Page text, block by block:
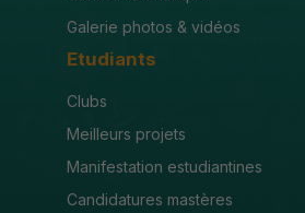
Galerie photos & vidéos
Etudiants
Clubs
Meilleurs projets
Manifestation estudiantines
Candidatures mastères